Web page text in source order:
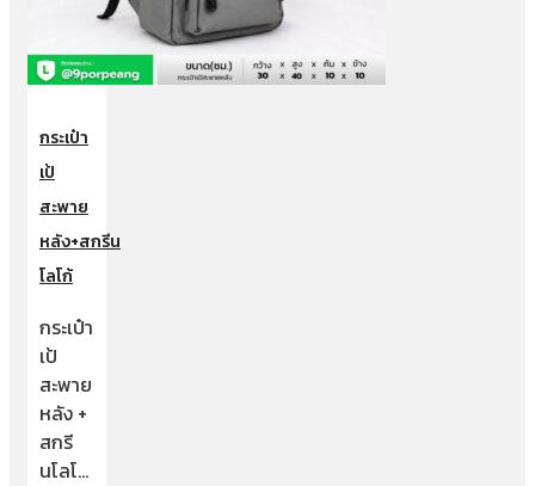
กระเป๋า
เป้
สะพาย
หลัง+สกรีน
โลโก้
กระเป๋า
เป้
สะพาย
หลัง +
สกรี
นโลโ…